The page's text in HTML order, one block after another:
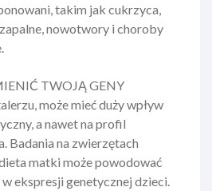
takim jak cukrzyca,
nowotwory i choroby
TWOJĄ GENY
może mieć duży wpływ
a nawet na profil
Badania na zwierzętach
matki może powodować
ekspresji genetycznej dzieci.